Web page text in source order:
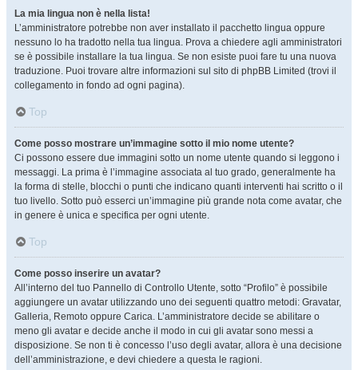
La mia lingua non è nella lista!
L’amministratore potrebbe non aver installato il pacchetto lingua oppure
nessuno lo ha tradotto nella tua lingua. Prova a chiedere agli amministratori
se è possibile installare la tua lingua. Se non esiste puoi fare tu una nuova
traduzione. Puoi trovare altre informazioni sul sito di phpBB Limited (trovi il
collegamento in fondo ad ogni pagina).
Top
Come posso mostrare un’immagine sotto il mio nome utente?
Ci possono essere due immagini sotto un nome utente quando si leggono i
messaggi. La prima è l’immagine associata al tuo grado, generalmente ha
la forma di stelle, blocchi o punti che indicano quanti interventi hai scritto o il
tuo livello. Sotto può esserci un’immagine più grande nota come avatar, che
in genere è unica e specifica per ogni utente.
Top
Come posso inserire un avatar?
All’interno del tuo Pannello di Controllo Utente, sotto “Profilo” è possibile
aggiungere un avatar utilizzando uno dei seguenti quattro metodi: Gravatar,
Galleria, Remoto oppure Carica. L’amministratore decide se abilitare o
meno gli avatar e decide anche il modo in cui gli avatar sono messi a
disposizione. Se non ti è concesso l’uso degli avatar, allora è una decisione
dell’amministrazione, e devi chiedere a questa le ragioni.